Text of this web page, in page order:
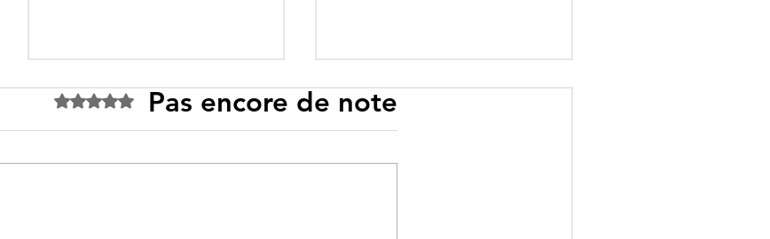
Noté 0 étoile sur 5.Pas encore de note